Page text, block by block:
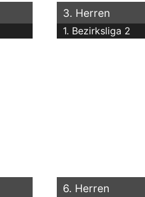
3. Herren
1. Bezirksliga 2
6. Herren